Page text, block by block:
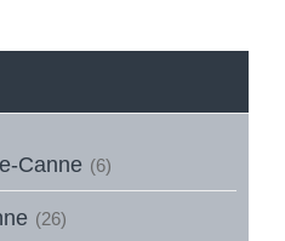
Canne (6)
(26)